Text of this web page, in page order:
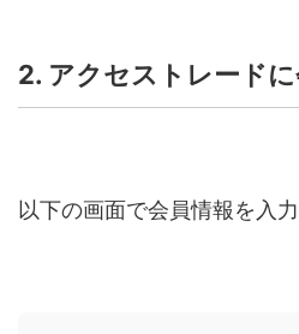
2. アクセストレード
以下の画面で会員情報を入